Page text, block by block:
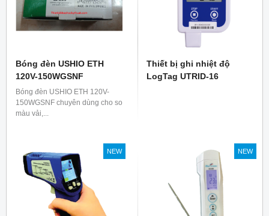
Bóng đèn USHIO ETH
120V-150WGSNF
Bóng đèn USHIO ETH 120V-
150WGSNF chuyên dùng cho so
màu vải,...
Thiết bị ghi nhiệt độ
LogTag UTRID-16
NEW NEW